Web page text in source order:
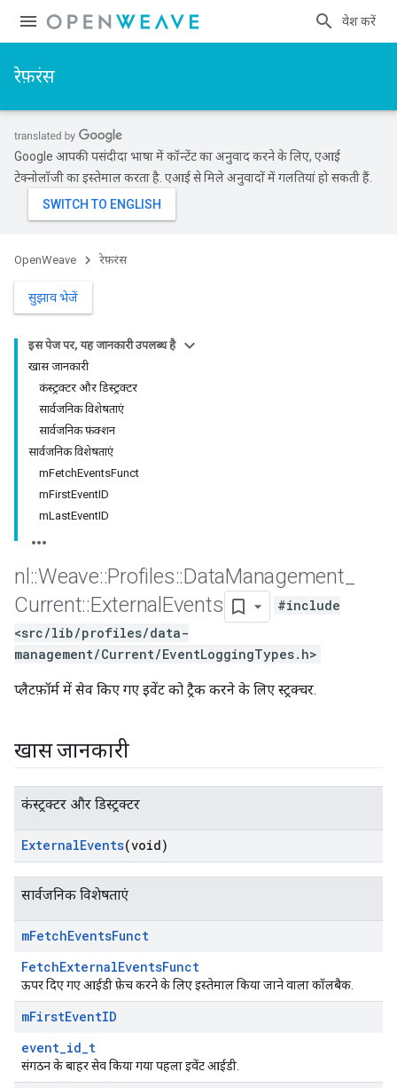
प्रवेश करें
रेफ़रंस
Google आपकी पसंदीदा भाषा में कॉन्टेंट का अनुवाद करने के लिए, एआई
टेक्नोलॉजी का इस्तेमाल करता है. एआई से मिले अनुवादों में गलतियां हो सकती हैं.
OpenWeave रेफ़रंस
सुझाव भेजें
इस पेज पर, यह जानकारी उपलब्ध है
खास जानकारी
कंस्ट्रक्टर और डिस्ट्रक्टर
सार्वजनिक विशेषताएं
सार्वजनिक फ़ंक्शन
सार्वजनिक विशेषताएं
mFetchEventsFunct
mFirstEventID
mLastEventID
nl ::Weave::Profiles::DataManagement
Current::External Events
#include
<src/lib/profiles/data-
management/Current/EventLoggingTypes.h>
प्लैटफ़ॉर्म में सेव किए गए इवेंट को ट्रैक करने के लिए स्ट्रक्चर.
खास जानकारी
कंस्ट्रक्टर और डिस्ट्रक्टर
ExternalEvents(void)
सार्वजनिक विशेषताएं
mFetchEventsFunct
FetchExternalEventsFunct
ऊपर दिए गए आईडी फ़ेच करने के लिए इस्तेमाल किया जाने वाला कॉलबैक.
mFirstEventID
event_id_t
संगठन के बाहर सेव किया गया पहला इवेंट आईडी.